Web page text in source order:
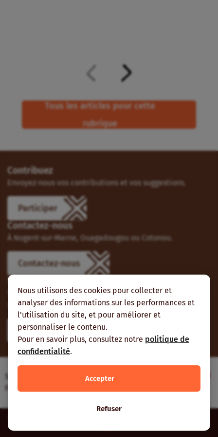
Nous utilisons des cookies pour collecter et
analyser des informations sur les performances et
l'utilisation du site, et pour améliorer et
personnaliser le contenu.
Pour en savoir plus, consultez notre politique de
confidentialité.
Accepter
Refuser
Tous les articles pour cette
rubrique
Contribuez
Envoyez-nous vos contributions et vos suggestions.
Participer
Contactez-nous
À Nogent-sur-Marne, Ouagadougou ou Cotonou.
Contactez-nous
Suivez-nous
Vous pouvez aussi vous abonner à nos flux RSS et nous
suivre sur les réseaux sociaux.
Site web réalisé avec le soutien de l’Agence
Française de Développement